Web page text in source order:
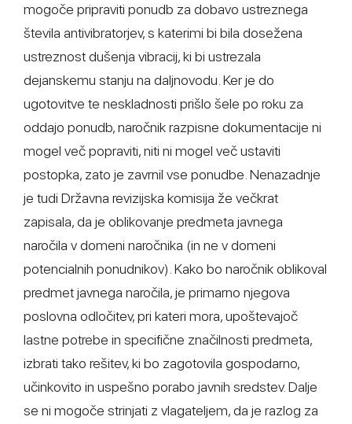
mogoče pripraviti ponudb za dobavo ustreznega
števila antivibratorjev, s katerimi bi bila dosežena
ustreznost dušenja vibracij, ki bi ustrezala
dejanskemu stanju na daljnovodu. Ker je do
ugotovitve te neskladnosti prišlo šele po roku za
oddajo ponudb, naročnik razpisne dokumentacije ni
mogel več popraviti, niti ni mogel več ustaviti
postopka, zato je zavrnil vse ponudbe. Nenazadnje
je tudi Državna revizijska komisija že večkrat
zapisala, da je oblikovanje predmeta javnega
naročila v domeni naročnika (in ne v domeni
potencialnih ponudnikov). Kako bo naročnik oblikoval
predmet javnega naročila, je primarno njegova
poslovna odločitev, pri kateri mora, upoštevajoč
lastne potrebe in specifične značilnosti predmeta,
izbrati tako rešitev, ki bo zagotovila gospodarno,
učinkovito in uspešno porabo javnih sredstev. Dalje
se ni mogoče strinjati z vlagateljem, da je razlog za